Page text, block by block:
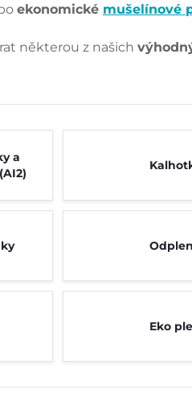
ekonomické mušelínové
některou z našich
a
Eko